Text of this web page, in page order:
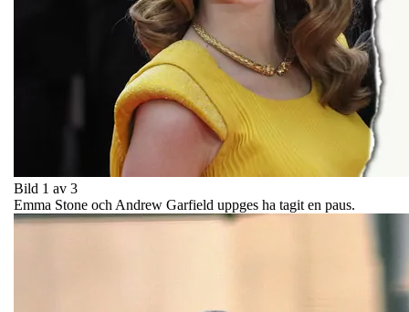
Bild 1 av 3
Emma Stone och Andrew Garfield uppges ha tagit en paus.